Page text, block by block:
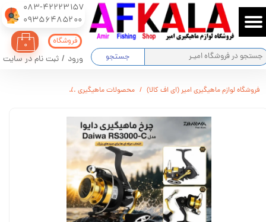
083-42223157
​​​​​​​09356485200
جستجو
۰
ورود / ثبت نام در سایت
حساب کاربری من
تغییر گذر واژه
فروشگاه
فروشگاه لوازم ماهیگیری امیر (ای اف کالا) محصولات ماهیگیری